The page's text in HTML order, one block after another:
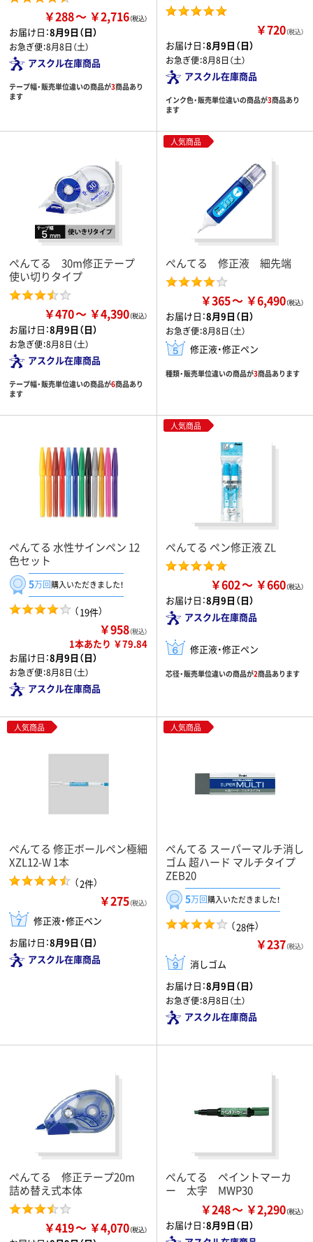
￥288 ￥2,716
お届け日：8月9日（日）
お急ぎ便：8月8日（土）
アスクル在庫商品
テープ幅・販売単位違いの商品が3商品あり
ます
￥720（税込）
お届け日：8月9日（日）
お急ぎ便：8月8日（土）
アスクル在庫商品
インク色・販売単位違いの商品が3商品あり
ます
ぺんてる 30m修正テープ
使い切りタイプ
￥470 ￥4,390
お届け日：8月9日（日）
お急ぎ便：8月8日（土）
アスクル在庫商品
テープ幅・販売単位違いの商品が6商品あり
ます
人気商品
ぺんてる 修正液 細先端
￥365 ￥6,490
お届け日：8月9日（日）
お急ぎ便：8月8日（土）
修正液・修正ペン
種類・販売単位違いの商品が3商品あります
ぺんてる 水性サインペン 12
色セット
5万回購入いただきました！
（19件）
￥958（税込）
1本あたり ￥79.84
お届け日：8月9日（日）
お急ぎ便：8月8日（土）
アスクル在庫商品
人気商品
ぺんてる ペン修正液 ZL
￥602 ￥660
お届け日：8月9日（日）
アスクル在庫商品
修正液・修正ペン
芯径・販売単位違いの商品が2商品あります
人気商品
ぺんてる 修正ボールペン極細
XZL12-W 1本
（2件）
￥275（税込）
修正液・修正ペン
お届け日：8月9日（日）
アスクル在庫商品
人気商品
ぺんてる スーパーマルチ消し
ゴム 超ハード マルチタイプ
ZEB20
5万回購入いただきました！
（28件）
￥237（税込）
消しゴム
お届け日：8月9日（日）
お急ぎ便：8月8日（土）
アスクル在庫商品
ぺんてる 修正テープ20m
詰め替え式本体
￥419 ￥4,070
ぺんてる ペイントマーカ
ー 太字 MWP30
￥248 ￥2,290
お届け日：8月9日（日）